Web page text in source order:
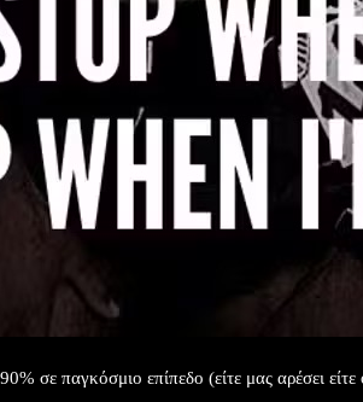
σε παγκόσμιο επίπεδο (είτε μας αρέσει είτε